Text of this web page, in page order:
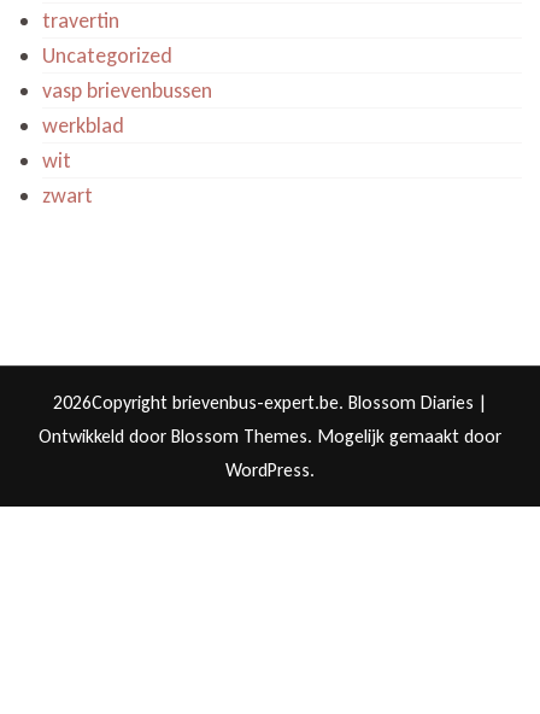
travertin
Uncategorized
vasp brievenbussen
werkblad
wit
zwart
2026Copyright brievenbus-expert.be. Blossom Diaries |
Ontwikkeld door Blossom Themes. Mogelijk gemaakt door
WordPress.